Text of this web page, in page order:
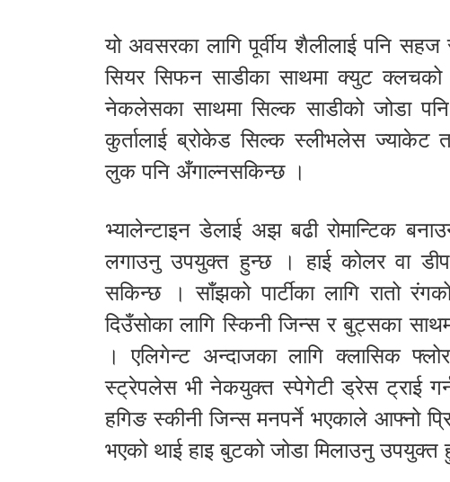
यो अवसरका लागि पूर्वीय शैलीलाई पनि
सियर सिफन साडीका साथमा क्युट क्लचको
नेकलेसका साथमा सिल्क साडीको जोडा
कुर्तालाई ब्रोकेड सिल्क स्लीभलेस ज्याकेट
लुक पनि अँगाल्नसकिन्छ ।
भ्यालेन्टाइन डेलाई अझ बढी रोमान्टिक
लगाउनु उपयुक्त हुन्छ । हाई कोलर वा
सकिन्छ । साँझको पार्टीका लागि रातो
दिउँसोका लागि स्किनी जिन्स र बुट्सका
। एलिगेन्ट अन्दाजका लागि क्लासिक
स्ट्रेपलेस भी नेकयुक्त स्पेगेटी ड्रेस ट्राई
हगिङ स्कीनी जिन्स मनपर्ने भएकाले आफ्नो
भएको थाई हाइ बुटको जोडा मिलाउनु उपयुक्त